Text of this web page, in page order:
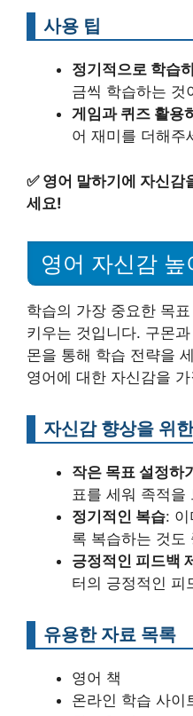
사용 팁
정기적으로 학습
금씩 학습하는 것
게임과 퀴즈 활용
어 재미를 더해주
✅ 영어 말하기에 자신감
세요!
영어 자신감 높
학습의 가장 중요한 목
키우는 것입니다. 구몬
몬을 통해 학습 전략을
영어에 대한 자신감을
자신감 향상을 위
작은 목표 설정하
표를 세워 족적을
정기적인 복습: 이
록 복습하는 것도
긍정적인 피드백
터의 긍정적인 피
유용한 자료 목록
영어 책
온라인 학습 사이